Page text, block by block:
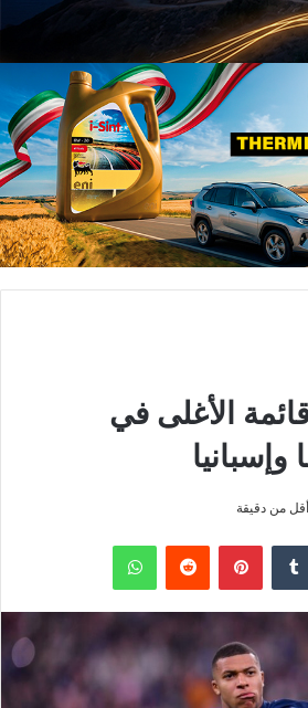
الأغلى في
أقل من دقيقة
بينتيريست واتساب